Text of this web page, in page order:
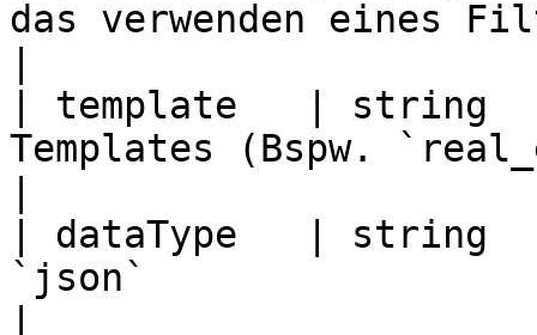
das verwenden eines
| template   | string  |
Templates (Bspw.
| dataType   | string
`json`